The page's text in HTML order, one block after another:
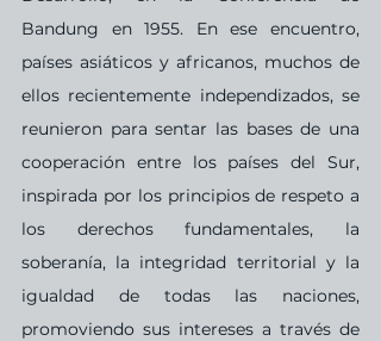
Bandung en 1955. En ese encuentro,
países asiáticos y africanos, muchos de
ellos recientemente independizados, se
reunieron para sentar las bases de una
cooperación entre los países del Sur,
inspirada por los principios de respeto a
los derechos fundamentales, la
soberanía, la integridad territorial y la
igualdad de todas las naciones,
promoviendo sus intereses a través de